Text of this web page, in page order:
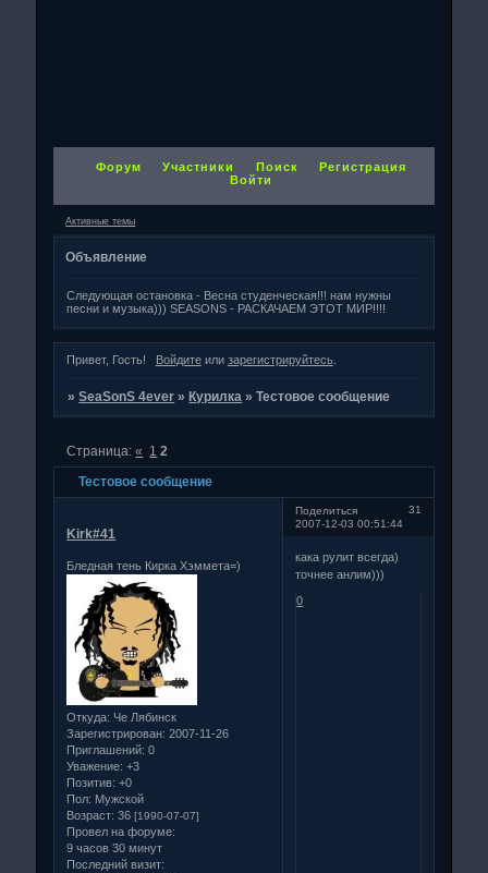
Форум Участники Поиск
Регистрация
Войти
Активные темы
Объявление
Следующая остановка - Весна студенческая!!! нам нужны
песни и музыка))) SEASONS - РАСКАЧАЕМ ЭТОТ МИР!!!!
Привет, Гость! Войдитеили зарегистрируйтесь.
»SeaSonS 4ever »Курилка »Тестовое сообщение
Тестовое сообщение
Страница:« 1 2
Поделиться
31
2007-12-03 00:51:44
Kirk#41
Бледная тень Кирка Хэммета=)
Откуда: Че Лябинск
Зарегистрирован: 2007-11-26
Приглашений: 0
Уважение: +3
Позитив: +0
Пол: Мужской
Возраст: 36[1990-07-07]
Провел на форуме:
9 часов 30 минут
Последний визит:
кака рулит всегда)
точнее анлим)))
0